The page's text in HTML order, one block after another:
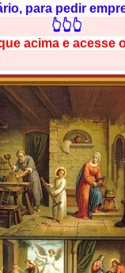
para pedir
👆👆👆
acima e acesse